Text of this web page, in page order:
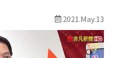
2021.May.13